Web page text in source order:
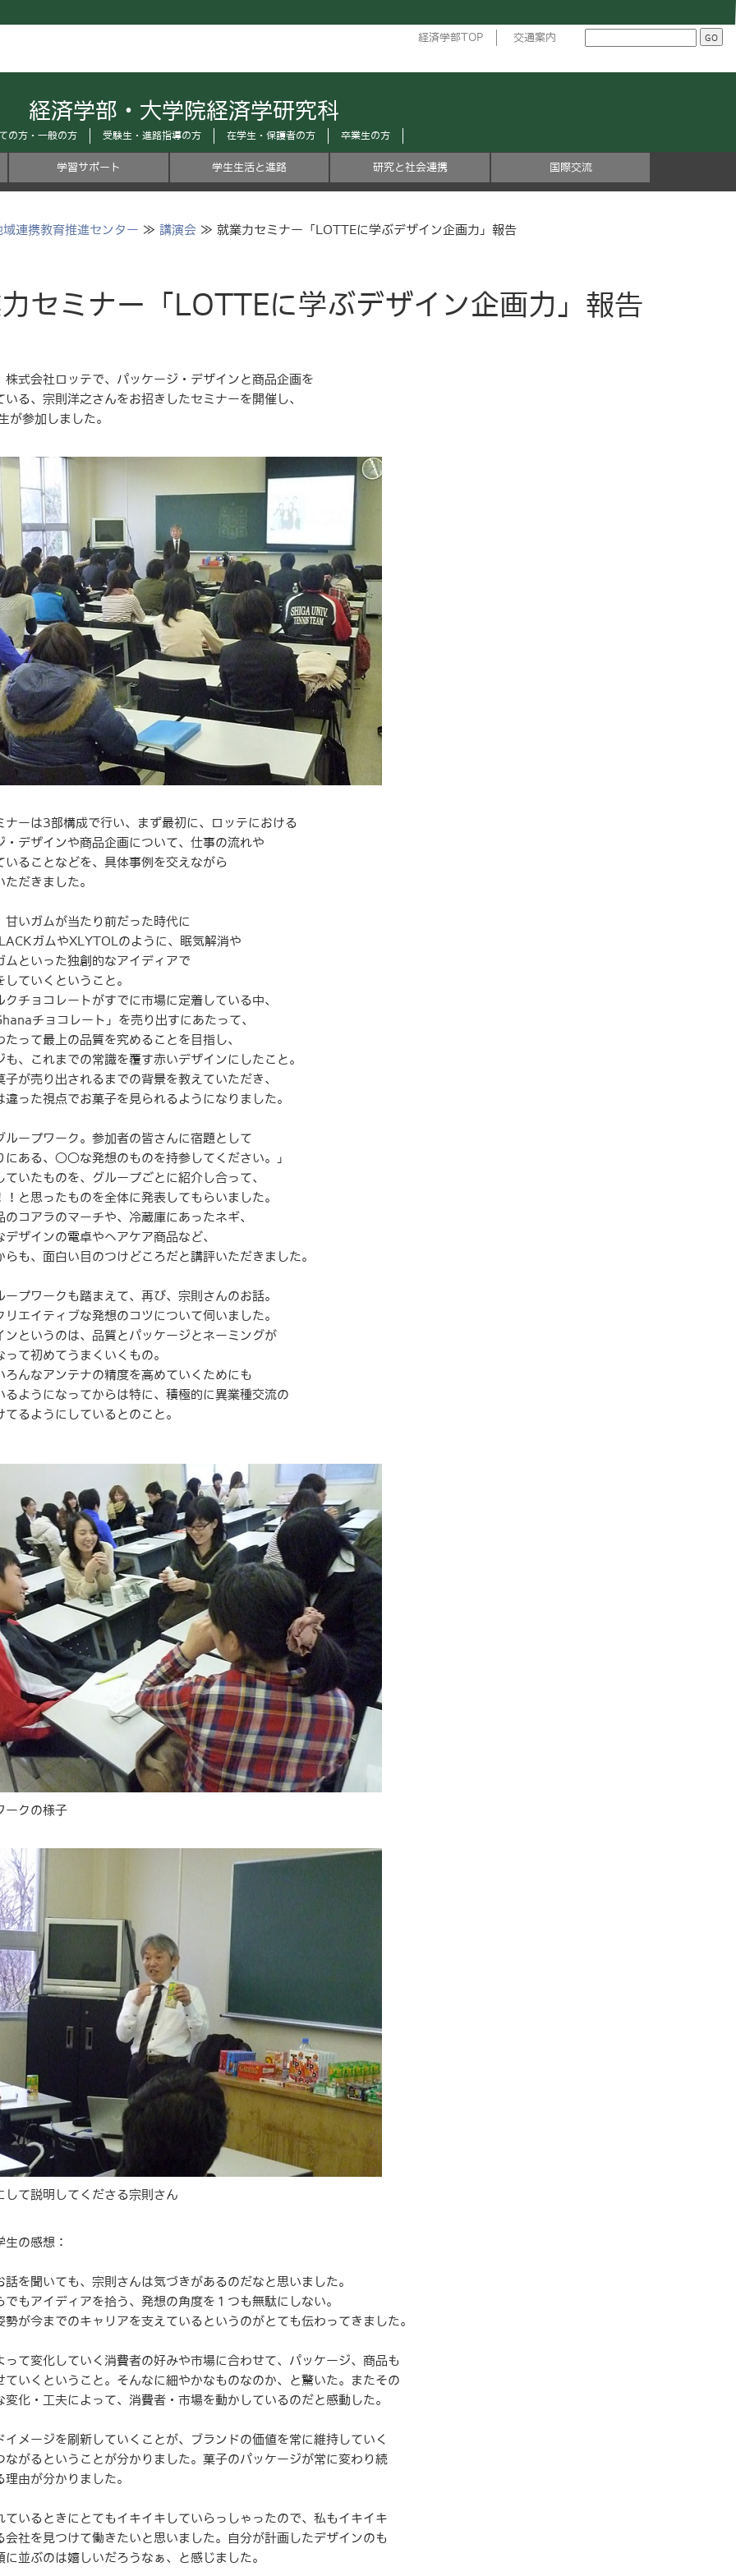
経済学部TOP 交通案内
経済学部・大学院経済学研究科
の方・一般の方 受験生・進路指導の方 在学生・保護者の方 卒業生の方
学習サポート 学生生活と進路 研究と社会連携 国際交流
域連携教育推進センター ≫ 講演会≫ 就業力セミナー「LOTTEに学ぶデザイン企画力」報告
セミナー「LOTTEに学ぶデザイン企画力」報告
式会社ロッテで、パッケージ・デザインと商品企画を
いる、宗則洋之さんをお招きしたセミナーを開催し、
が参加しました。
ナーは3部構成で行い、まず最初に、ロッテにおける
・デザインや商品企画について、仕事の流れや
いることなどを、具体事例を交えながら
だきました。
甘いガムが当たり前だった時代に
ガムやXLYTOLのように、眠気解消や
ムといった独創的なアイディアで
していくということ。
クチョコレートがすでに市場に定着している中、
チョコレート」を売り出すにあたって、
たって最上の品質を究めることを目指し、
も、これまでの常識を覆す赤いデザインにしたこと。
子が売り出されるまでの背景を教えていただき、
違った視点でお菓子を見られるようになりました。
ループワーク。参加者の皆さんに宿題として
にある、○○な発想のものを持参してください。」
ていたものを、グループごとに紹介し合って、
と思ったものを全体に発表してもらいました。
のコアラのマーチや、冷蔵庫にあったネギ、
デザインの電卓やヘアケア商品など、
らも、面白い目のつけどころだと講評いただきました。
ープワークも踏まえて、再び、宗則さんのお話。
リエイティブな発想のコツについて伺いました。
ンというのは、品質とパッケージとネーミングが
って初めてうまくいくもの。
ろんなアンテナの精度を高めていくためにも
るようになってからは特に、積極的に異業種交流の
てるようにしているとのこと。
ークの様子
して説明してくださる宗則さん
の感想：
話を聞いても、宗則さんは気づきがあるのだなと思いました。
もアイディアを拾う、発想の角度を１つも無駄にしない。
が今までのキャリアを支えているというのがとても伝わってきました。
って変化していく消費者の好みや市場に合わせて、パッケージ、商品も
いくということ。そんなに細やかなものなのか、と驚いた。またその
化・工夫によって、消費者・市場を動かしているのだと感動した。
イメージを刷新していくことが、ブランドの価値を常に維持していく
がるということが分かりました。菓子のパッケージが常に変わり続
由が分かりました。
ているときにとてもイキイキしていらっしゃったので、私もイキイキ
社を見つけて働きたいと思いました。自分が計画したデザインのも
並ぶのは嬉しいだろうなぁ、と感じました。